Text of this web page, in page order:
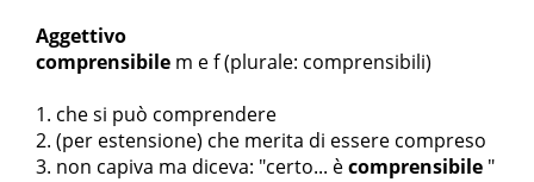
Aggettivo
comprensibile m ef(plurale: comprensibili)
che si può comprendere
(per estensione) che merita di essere compreso
non capiva ma diceva: "certo... ècomprensibile "